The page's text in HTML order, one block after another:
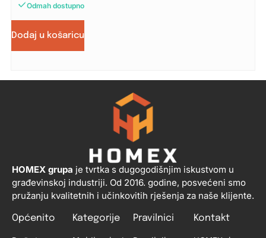
Odmah dostupno
Dodaj u košaricu
HOMEX grupa je tvrtka s dugogodišnjim iskustvom u
građevinskoj industriji. Od 2016. godine, posvećeni smo
pružanju kvalitetnih i učinkovitih rješenja za naše klijente.
Općenito Kategorije Pravilnici Kontakt